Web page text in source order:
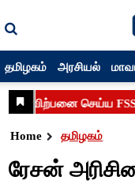
தமிழகம் அரசியல்
Home தமிழகம்
ரேசன்